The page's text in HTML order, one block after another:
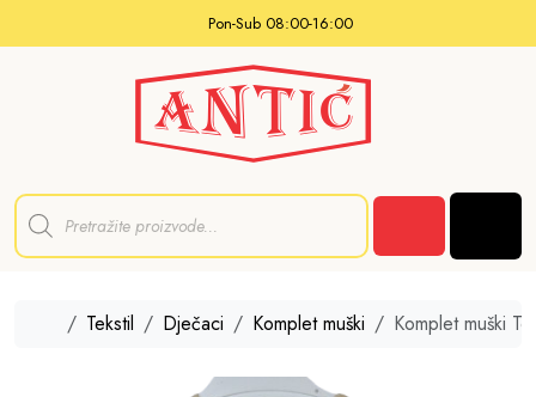
Pon-Sub 08:00-16:00
P
d
HomeTekstil Dječaci Komplet muški Komplet muški